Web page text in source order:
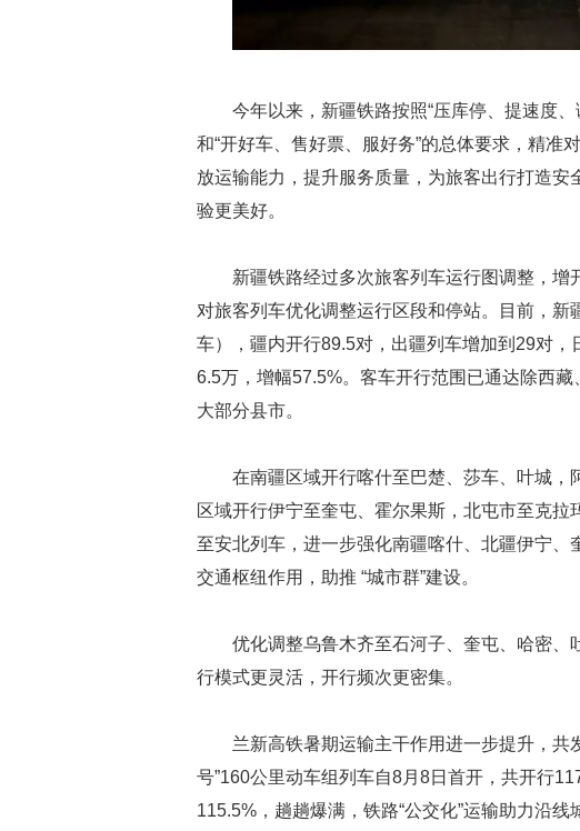
今年以来，新疆铁路按照“压库停、提速度
和“开好车、售好票、服好务”的总体要求，精准
放运输能力，提升服务质量，为旅客出行打造安
验更美好。
新疆铁路经过多次旅客列车运行图调整，
对旅客列车优化调整运行区段和停站。目前，
车），疆内开行89.5对，出疆列车增加到29对
6.5万，增幅57.5%。客车开行范围已通达除西
大部分县市。
在南疆区域开行喀什至巴楚、莎车、叶城
区域开行伊宁至奎屯、霍尔果斯，北屯市至克
至安北列车，进一步强化南疆喀什、北疆伊宁
交通枢纽作用，助推 “城市群”建设。
优化调整乌鲁木齐至石河子、奎屯、哈密、
行模式更灵活，开行频次更密集。
兰新高铁暑期运输主干作用进一步提升，共
号”160公里动车组列车自8月8日首开，共开行
115.5%，趟趟爆满，铁路“公交化”运输助力沿线